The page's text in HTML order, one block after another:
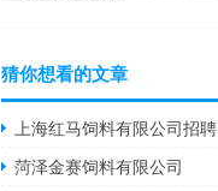
猜你想看的文章
上海红马饲料有限公司招聘
菏泽金赛饲料有限公司